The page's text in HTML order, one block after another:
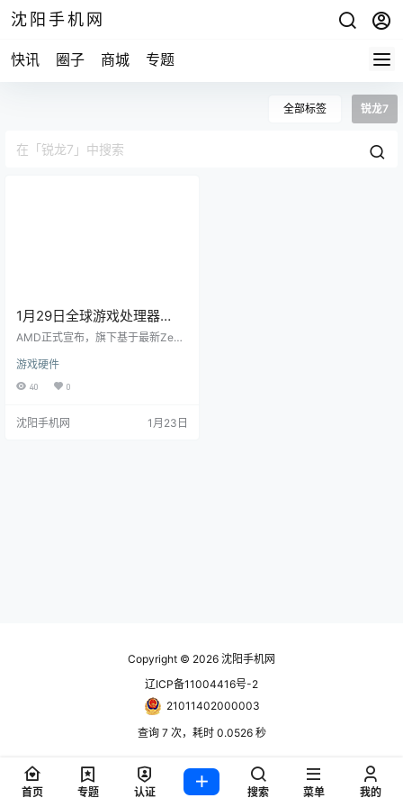
沈阳手机网
快讯 圈子 商城 专题
全部标签 锐龙7
1月29日全球游戏处理器
AMD锐龙7 9850X3D发售
AMD正式宣布，旗下基于最新Zen
50X3D将于1月29日全球发售，海
外定价为499美元。该处理器在年初
为当前性能最强的游戏处理器。 锐
游戏硬件
40 0
沈阳手机网 1月23日
Copyright © 2026 沈阳手机网
辽ICP备11004416号-2
21011402000003
查询 7 次，耗时 0.0526 秒
首页 专题 认证 搜索 菜单 我的